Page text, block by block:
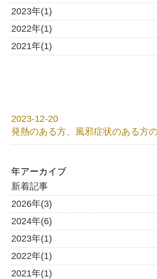
2023年(1)
2022年(1)
2021年(1)
2023-12-20
発熱のある方、風邪症状のある方
年アーカイブ
新着記事
2026年(3)
2024年(6)
2023年(1)
2022年(1)
2021年(1)